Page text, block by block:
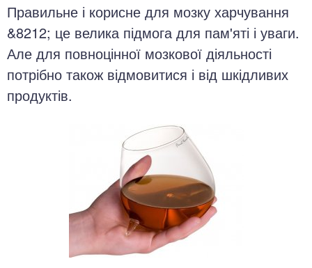
Правильне і корисне для мозку харчування
&8212; це велика підмога для пам'яті і уваги.
Але для повноцінної мозкової діяльності
потрібно також відмовитися і від шкідливих
продуктів.